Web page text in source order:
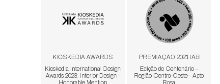
KIOSKEDIA AWARDS
Kioskedia International Design
Awards 2023: Interior Design -
PREMIAÇÃO 2021 IAB
Edição do Centenário –
Região Centro-Oeste - Apto